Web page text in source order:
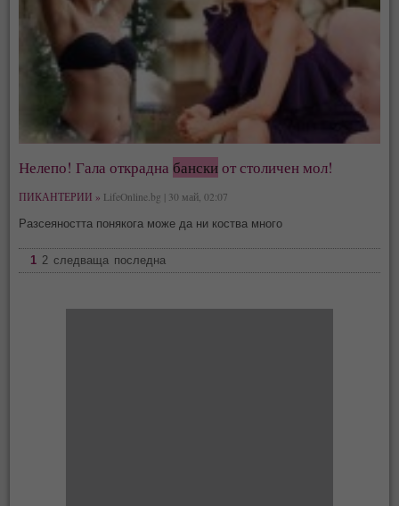
Нелепо! Гала открадна банскиот столичен мол!
ПИКАНТЕРИИ » LifeOnline.bg | 30 май, 02:07
Разсеяността понякога може да ни коства много
1 2 следваща последна